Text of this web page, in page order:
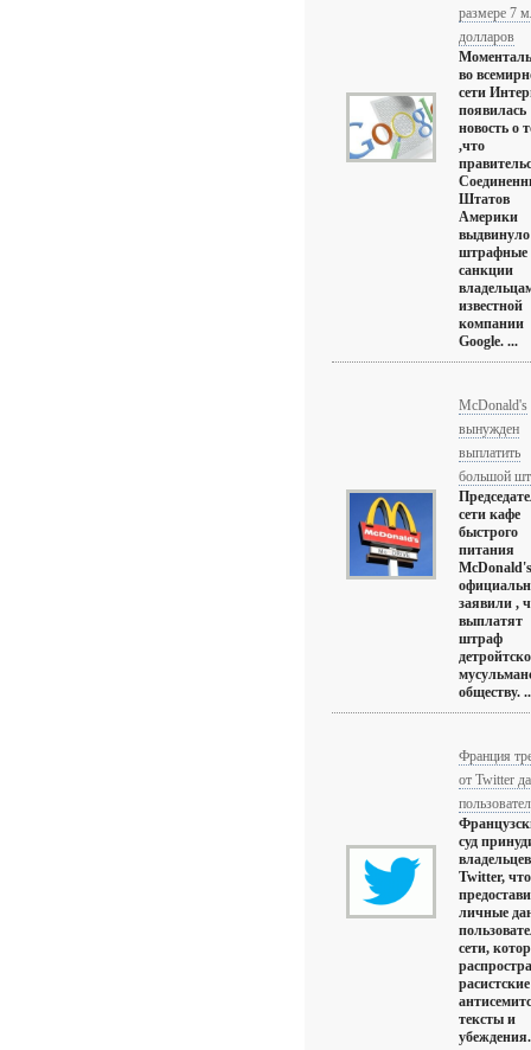
размере 7
долларов
во
сети
появилась
новость о
,что
Штатов
Америки
выдвинуло
штрафные
санкции
известной
компании
Google. ...
McDonald's
вынужден
выплатить
большой
сети кафе
быстрого
питания
McDonald's
заявили ,
выплатят
штраф
обществу.
Франция
от Twitter
суд
владельцев
Twitter,
личные
сети,
тексты и